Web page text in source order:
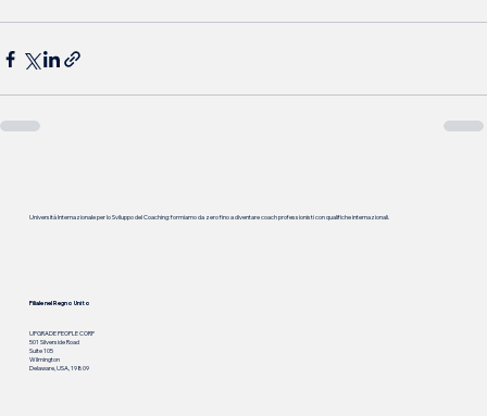
Università Internazionale per lo Sviluppo del Coaching: formiamo da zero fino a diventare coach professionisti con qualifiche internazionali.
Filiale nel Regno Unito
UPGRADE PEOPLE CORP
501 Silverside Road
Suite 105
Wilmington
Delaware, USA, 19809